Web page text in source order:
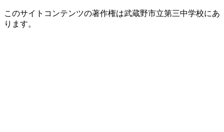
このサイトコンテンツの著作権は武蔵野市立第三中学校にあ
ります。